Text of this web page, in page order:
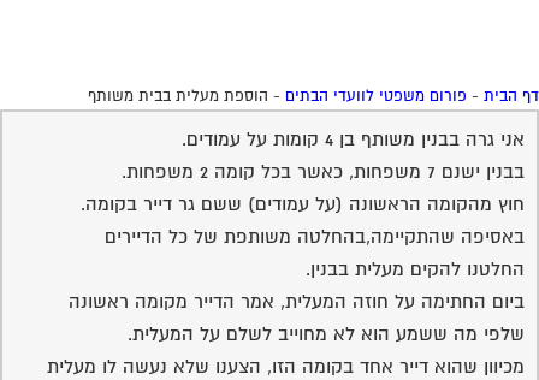
הבית- פורום משפטי לוועדי הבתים- הוספת מעלית בבית משותף
אני גרה בבנין משותף בן 4 קומות על עמודים.
בבנין ישנם 7 משפחות, כאשר בכל קומה 2 משפחות.
חוץ מהקומה הראשונה (על עמודים) ששם גר דייר בקומה.
באסיפה שהתקיימה,בהחלטה משותפת של כל הדיירים
החלטנו להקים מעלית בבנין.
ביום החתימה על חוזה המעלית, אמר הדייר מקומה ראשונה
שלפי מה ששמע הוא לא מחוייב לשלם על המעלית.
מכיוון שהוא דייר אחד בקומה הזו, הצענו שלא נעשה לו מעלית